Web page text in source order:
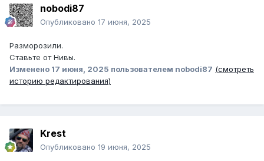
nobodi87
Опубликовано 17 июня, 2025
Разморозили.
Ставьте от Нивы.
Изменено 17 июня, 2025 пользователем nobodi87 (смотреть
историю редактирования)
Krest
Опубликовано 19 июня, 2025